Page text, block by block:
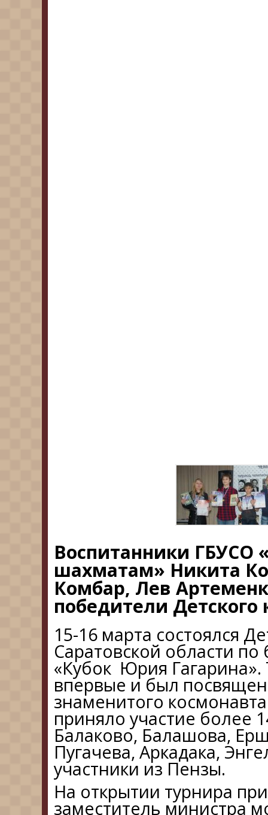
Воспитанники ГБУСО
шахматам» Никита
Комбар, Лев
победители
15-16 марта состоялся
Саратовской области
«Кубок Юрия
впервые и был
знаменитого
приняло участие более
Балаково, Балашова,
Пугачева, Аркадака,
участники из Пензы.
На открытии турнира
заместитель министра